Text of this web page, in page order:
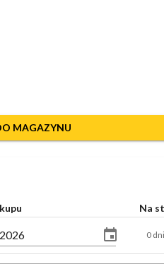
MAGAZYNU
Na
0 dni